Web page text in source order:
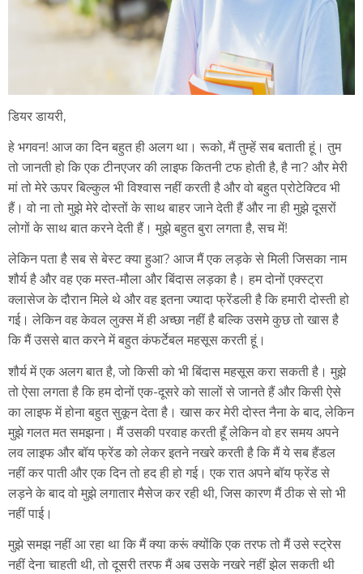
डियर डायरी,
हे भगवन! आज का दिन बहुत ही अलग था। रूको, मैं तुम्हें सब बताती हूं। तुम
तो जानती हो कि एक टीनएजर की लाइफ कितनी टफ होती है, है ना? और मेरी
मां तो मेरे ऊपर बिल्कुल भी विश्वास नहीं करती है और वो बहुत प्रोटेक्टिव भी
हैं। वो ना तो मुझे मेरे दोस्तों के साथ बाहर जाने देती हैं और ना ही मुझे दूसरों
लोगों के साथ बात करने देती हैं। मुझे बहुत बुरा लगता है, सच में!
लेकिन पता है सब से बेस्ट क्या हुआ? आज मैं एक लड़के से मिली जिसका नाम
शौर्य है और वह एक मस्त-मौला और बिंदास लड़का है। हम दोनों एक्स्ट्रा
क्लासेज के दौरान मिले थे और वह इतना ज्यादा फ्रेंडली है कि हमारी दोस्ती हो
गई। लेकिन वह केवल लुक्स में ही अच्छा नहीं है बल्कि उसमे कुछ तो खास है
कि मैं उससे बात करने में बहुत कंफर्टेबल महसूस करती हूं।
शौर्य में एक अलग बात है, जो किसी को भी बिंदास महसूस करा सकती है। मुझे
तो ऐसा लगता है कि हम दोनों एक-दूसरे को सालों से जानते हैं और किसी ऐसे
का लाइफ में होना बहुत सुकून देता है। खास कर मेरी दोस्त नैना के बाद, लेकिन
मुझे गलत मत समझना। मैं उसकी परवाह करती हूँ लेकिन वो हर समय अपने
लव लाइफ और बॉय फ्रेंड को लेकर इतने नखरे करती है कि मैं ये सब हैंडल
नहीं कर पाती और एक दिन तो हद ही हो गई। एक रात अपने बॉय फ्रेंड से
लड़ने के बाद वो मुझे लगातार मैसेज कर रही थी, जिस कारण मैं ठीक से सो भी
नहीं पाई।
मुझे समझ नहीं आ रहा था कि मैं क्या करूं क्योंकि एक तरफ तो मैं उसे स्ट्रेस
नहीं देना चाहती थी, तो दूसरी तरफ मैं अब उसके नखरे नहीं झेल सकती थी